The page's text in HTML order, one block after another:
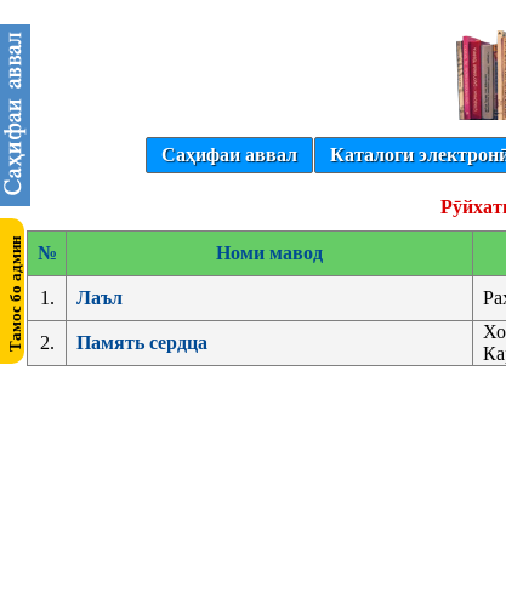
Саҳифаи аввал Каталоги
№ Номи мавод
1.
Лаъл
2. Память сердца